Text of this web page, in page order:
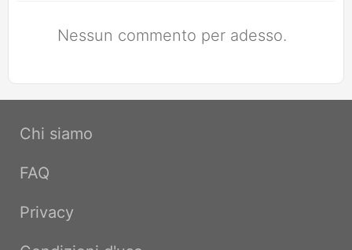
Nessun commento per adesso.
Chi siamo
FAQ
Privacy